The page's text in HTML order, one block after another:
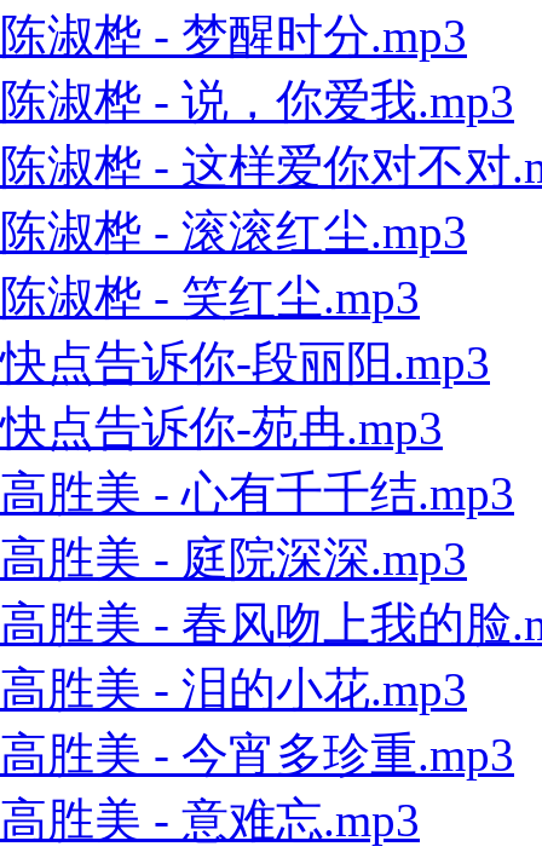
陈淑桦 - 梦醒时分.mp3
陈淑桦 - 说，你爱我.mp3
陈淑桦 - 这样爱你对不对
陈淑桦 - 滚滚红尘.mp3
陈淑桦 - 笑红尘.mp3
快点告诉你-段丽阳.mp3
快点告诉你-苑冉.mp3
高胜美 - 心有千千结.mp3
高胜美 - 庭院深深.mp3
高胜美 - 春风吻上我的脸
高胜美 - 泪的小花.mp3
高胜美 - 今宵多珍重.mp3
高胜美 - 意难忘.mp3